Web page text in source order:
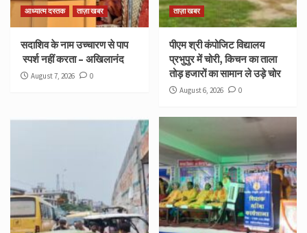
आध्यात्म दस्तक ताज़ा खबर
सदाशिव के नाम उच्चारण से पाप
स्पर्श नहीं करता – अखिलानंद
August 7, 2026 0
ताज़ा खबर
पीएम श्री कंपोजिट विद्यालय
प्रभुपुर में चोरी, किचन का ताला
तोड़ हजारों का सामान ले उड़े चोर
August 6, 2026 0